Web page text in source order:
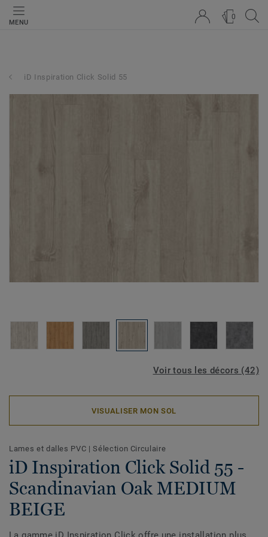
MENU
0
iD Inspiration Click Solid 55
Voir tous les décors (42)
VISUALISER MON SOL
Lames et dalles PVC |Sélection Circulaire
iD Inspiration Click Solid 55 -
Scandinavian Oak MEDIUM
BEIGE